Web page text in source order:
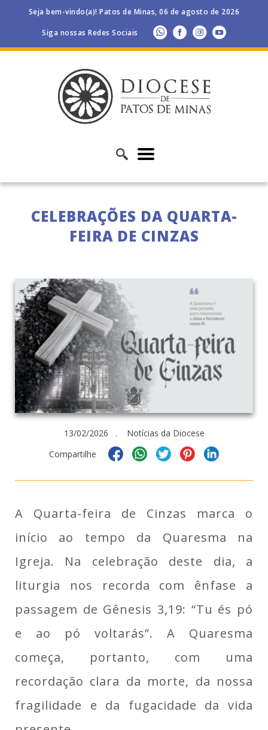
Seja bem-vindo(a)! Patos de Minas, 06 de agosto de 2026
Siga nossas Redes Sociais
CELEBRAÇÕES DA QUARTA-
FEIRA DE CINZAS
13/02/2026 . Notícias da Diocese
Compartilhe
A Quarta-feira de Cinzas marca o
início ao tempo da Quaresma na
Igreja. Na celebração deste dia, a
liturgia nos recorda com ênfase a
passagem de Gênesis 3,19: “Tu és pó
e ao pó voltarás”. A Quaresma
começa, portanto, com uma
recordação clara da morte, da nossa
fragilidade e da fugacidade da vida